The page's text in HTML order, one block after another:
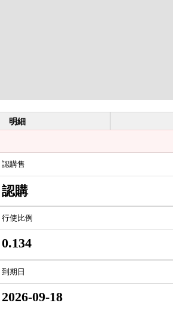
明細
認購售
認購
行使比例
0.134
到期日
2026-09-18